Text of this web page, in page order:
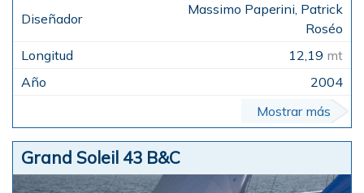
Massimo Paperini, Patrick
Roséo
12,19 mt
2004
Mostrar más
Grand Soleil 43 B&C